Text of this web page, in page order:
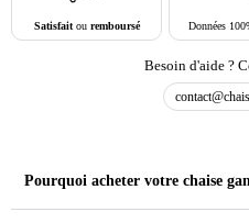
Satisfaitou remboursé Données
Besoin d'aide ?
Pourquoi acheter votre chaise